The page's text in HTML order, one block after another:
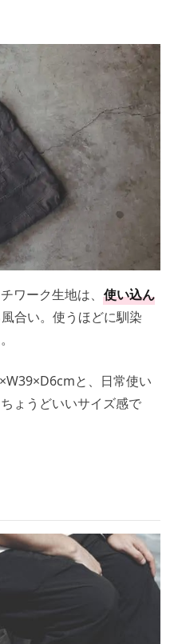
ワーク生地は、 使い込ん
合い。使うほどに馴染
と、日常使い
ょうどいいサイズ感で